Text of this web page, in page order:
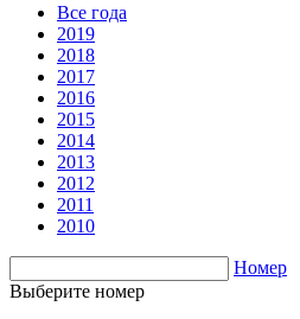
Все года
2019
2018
2017
2016
2015
2014
2013
2012
2011
2010
Номер
Выберите номер